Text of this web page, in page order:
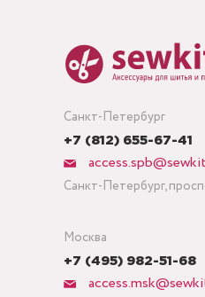
Санкт-Петербург
+7 (812) 655-67-41
Санкт-Петербург,
Москва
+7 (495) 982-51-68